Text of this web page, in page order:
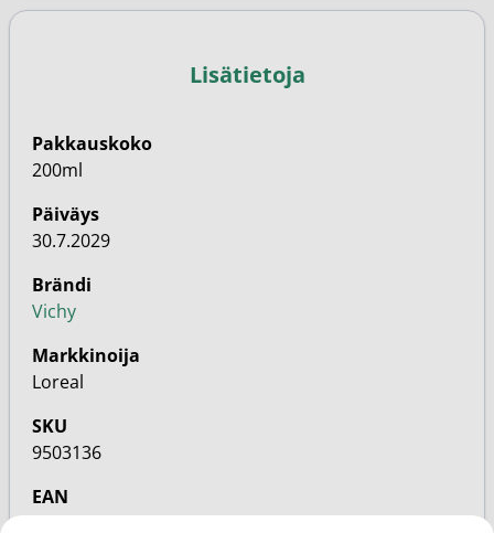
Lisätietoja
Pakkauskoko
200ml
Päiväys
30.7.2029
Brändi
Vichy
Markkinoija
Loreal
SKU
9503136
EAN
5703147437573